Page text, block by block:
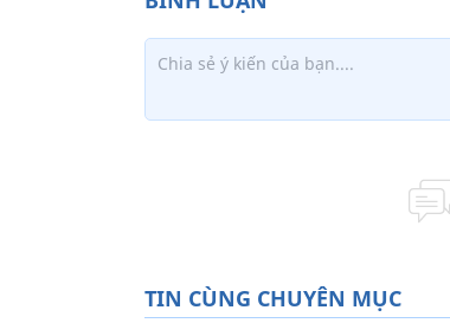
TIN CÙNG CHUYÊN MỤC